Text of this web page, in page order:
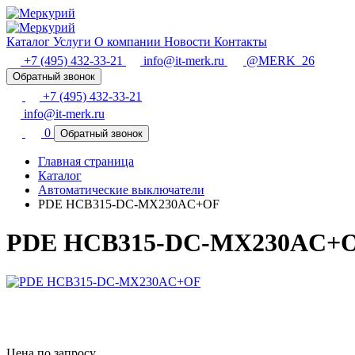
Каталог Услуги О компании Новости Контакты
+7 (495) 432-33-21
info@it-merk.ru @MERK_26
Обратный звонок
+7 (495) 432-33-21
info@it-merk.ru
0
Обратный звонок
Главная страница
Каталог
Автоматические выключатели
PDE HCB315-DC-MX230AC+OF
PDE HCB315-DC-